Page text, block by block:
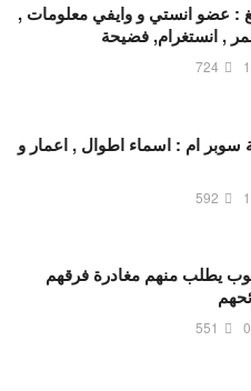
: عضو انستي و وايفي معلومات ,
, انستغرام, فضيحة
724
سوبر ام : اسماء اطوال , اعمار و
592
يطلب منهم مغادرة فرقهم
551